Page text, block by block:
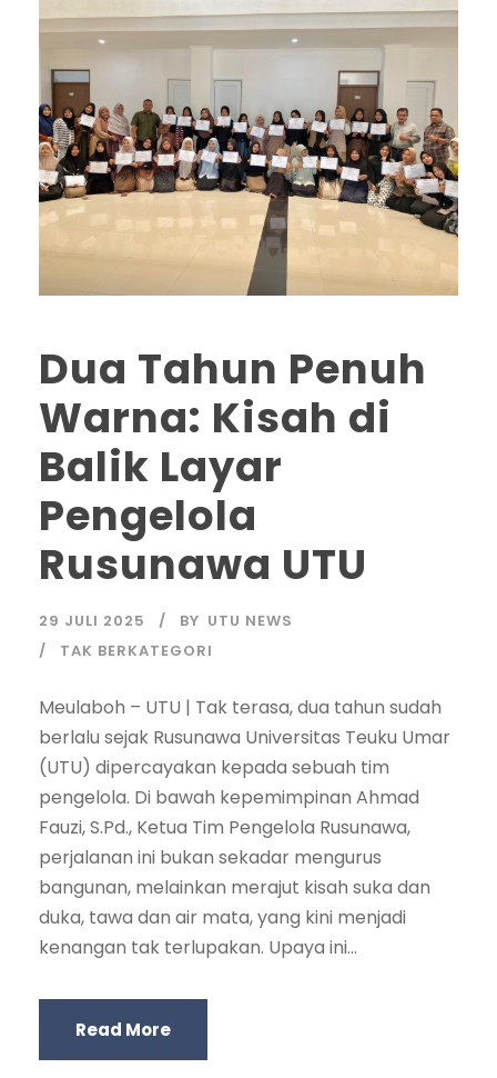
Dua Tahun Penuh
Warna: Kisah di
Balik Layar
Pengelola
Rusunawa UTU
29 JULI 2025 BY UTU NEWS
TAK BERKATEGORI
Meulaboh – UTU | Tak terasa, dua tahun sudah
berlalu sejak Rusunawa Universitas Teuku Umar
(UTU) dipercayakan kepada sebuah tim
pengelola. Di bawah kepemimpinan Ahmad
Fauzi, S.Pd., Ketua Tim Pengelola Rusunawa,
perjalanan ini bukan sekadar mengurus
bangunan, melainkan merajut kisah suka dan
duka, tawa dan air mata, yang kini menjadi
kenangan tak terlupakan. Upaya ini...
Read More